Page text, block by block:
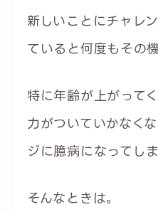
新しいことにチャレ
ていると何度もその
特に年齢が上がって
力がついていかなく
ジに臆病になってし
そんなときは。